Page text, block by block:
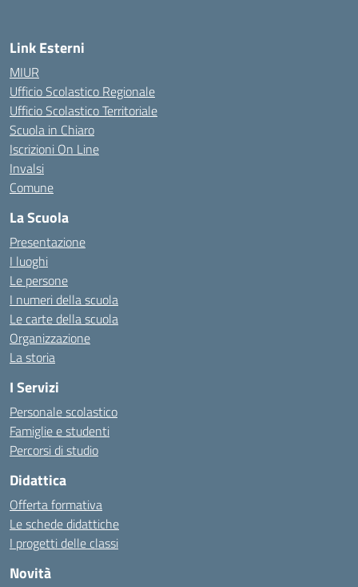
Link Esterni
MIUR
Ufficio Scolastico Regionale
Ufficio Scolastico Territoriale
Scuola in Chiaro
Iscrizioni On Line
Invalsi
Comune
La Scuola
Presentazione
I luoghi
Le persone
I numeri della scuola
Le carte della scuola
Organizzazione
La storia
I Servizi
Personale scolastico
Famiglie e studenti
Percorsi di studio
Didattica
Offerta formativa
Le schede didattiche
I progetti delle classi
Novità